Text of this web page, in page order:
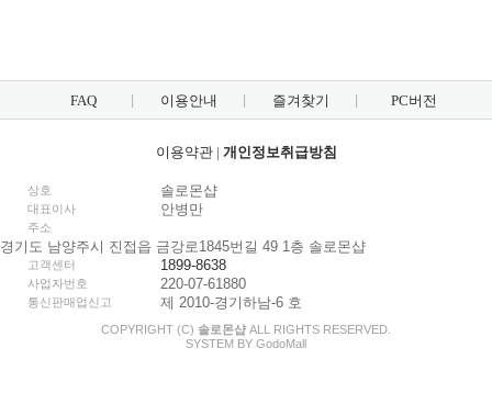
FAQ 이용안내 즐겨찾기 PC버전
이용약관| 개인정보취급방침
상호 솔로몬샵
대표이사 안병만
주소
경기도 남양주시 진접읍 금강로1845번길 49 1층 솔로몬샵
고객센터 1899-8638
사업자번호 220-07-61880
통신판매업신고 제 2010-경기하남-6 호
COPYRIGHT (C) 솔로몬샵 ALL RIGHTS RESERVED.
SYSTEM BY GodoMall